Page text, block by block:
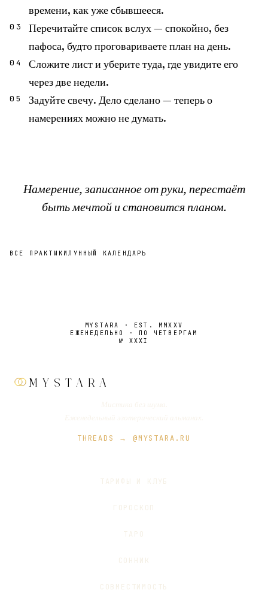
времени, как уже сбывшееся.
03
Перечитайте список вслух — спокойно, без
пафоса, будто проговариваете план на день.
04
Сложите лист и уберите туда, где увидите его
через две недели.
05
Задуйте свечу. Дело сделано — теперь о
намерениях можно не думать.
Намерение, записанное от руки, перестаёт
быть мечтой и становится планом.
ВСЕ ПРАКТИКИЛУННЫЙ КАЛЕНДАРЬ
MYSTARA · EST. MMXXV
ЕЖЕНЕДЕЛЬНО · ПО ЧЕТВЕРГАМ
№ XXXI
MYSTARA
THREADS → @MYSTARA.RU
ТАРИФЫ И КЛУБ
ГОРОСКОП
ТАРО
СОННИК
СОВМЕСТИМОСТЬ